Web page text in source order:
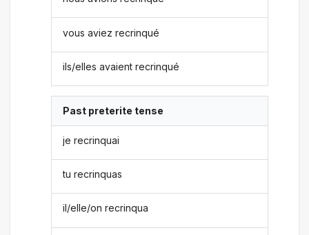
vous aviez recrinqué
ils/elles avaient recrinqué
Past preterite tense
je recrinquai
tu recrinquas
il/elle/on recrinqua